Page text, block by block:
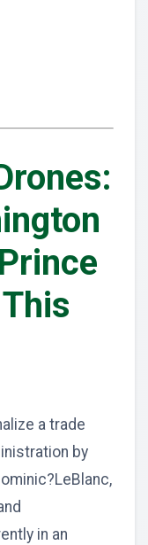
a trade
by
in an